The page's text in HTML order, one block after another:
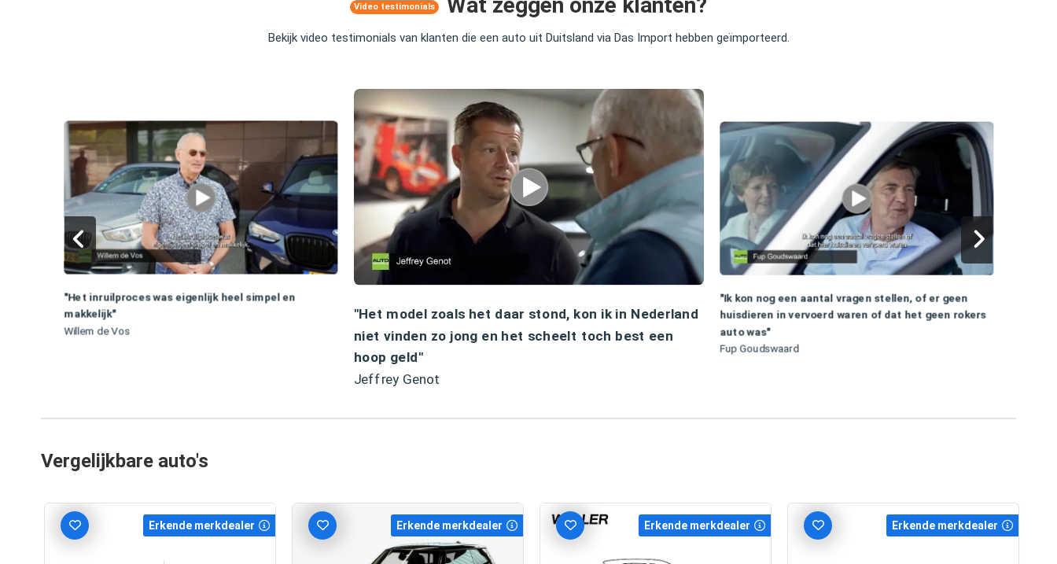
Video testimonials
Bekijk video testimonials van klanten die een auto uit Duitsland via Das Import hebben geïmporteerd.
"Het inruilproces was eigenlijk heel simpel en
makkelijk"
Willem de Vos
"Het model zoals het daar stond, kon ik in Nederland
niet vinden zo jong en het scheelt toch best een
hoop geld"
Jeffrey Genot
"Ik kon nog een aantal vragen stellen, of er geen
huisdieren in vervoerd waren of dat het geen rokers
auto was"
Fup Goudswaard
Vergelijkbare auto's
Erkende merkdealer Erkende merkdealer Erkende merkdealer Erkende merkdealer